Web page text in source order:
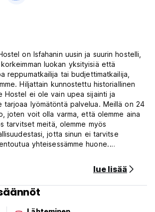
on Isfahanin uusin ja suurin hostelli,
luokan yksityisiä että
reppumatkailija tai budjettimatkailija,
Hiljattain kunnostettu historiallinen
Hostel ei ole vain upea sijainti ja
tarjoaa lyömätöntä palvelua. Meillä on 24
joten voit olla varma, että olemme aina
tarvitset meitä, olemme myös
jotta sinun ei tarvitse
yhteisessämme huone.
ja lähellä historiallisia paikkoja,
ravintoloita ja mehubaareja.
Aali Qapu -palatsi, Chehel Sotoonin
lue lisää